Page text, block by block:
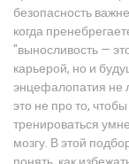
безопасность
когда
"выносливость —
карьерой, но и
энцефалопатия не
это не про то,
тренироваться
мозгу. В этой